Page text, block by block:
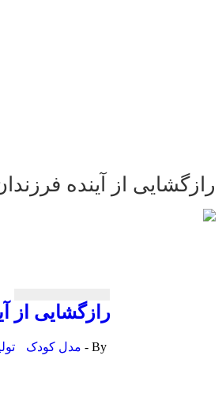
رازگشایی از آینده
رازگشایی از
By - مدل کودک